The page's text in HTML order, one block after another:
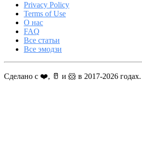
Privacy Policy
Terms of Use
О нас
FAQ
Все статьи
Все эмодзи
Сделано с ❤️, 🥛 и 🐹 в 2017-2026 годах.